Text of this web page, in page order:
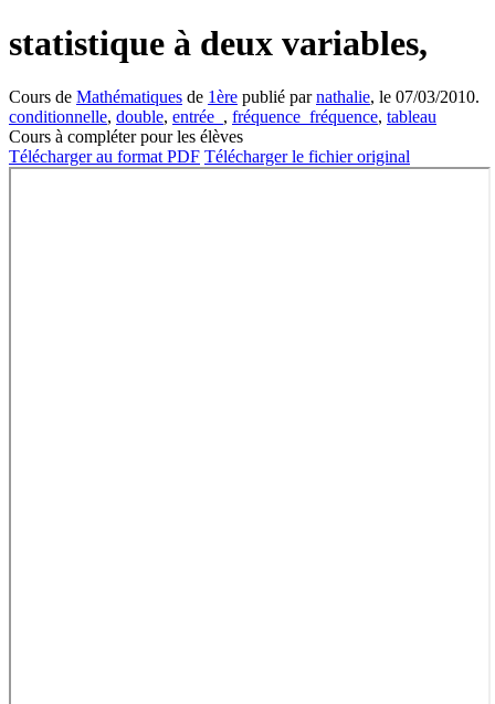
statistique à deux variables,
Cours de Mathématiques de 1ère publié parnathalie, le 07/03/2010.
conditionnelle, double, entrée_ , fréquence_fréquence, tableau
Cours à compléter pour les élèves
Télécharger au format PDF Télécharger le fichier original